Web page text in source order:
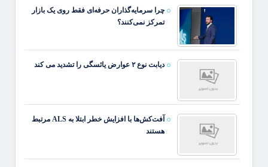
چرا سرمایه‌گذاران حرفه‌ای فقط روی یک بازار
تمرکز نمی‌کنند؟
دیابت نوع ۲ عوارض یائسگی را تشدید می کند
آفت‌کش‌ها با افزایش خطر ابتلا به ALS مرتبط
هستند